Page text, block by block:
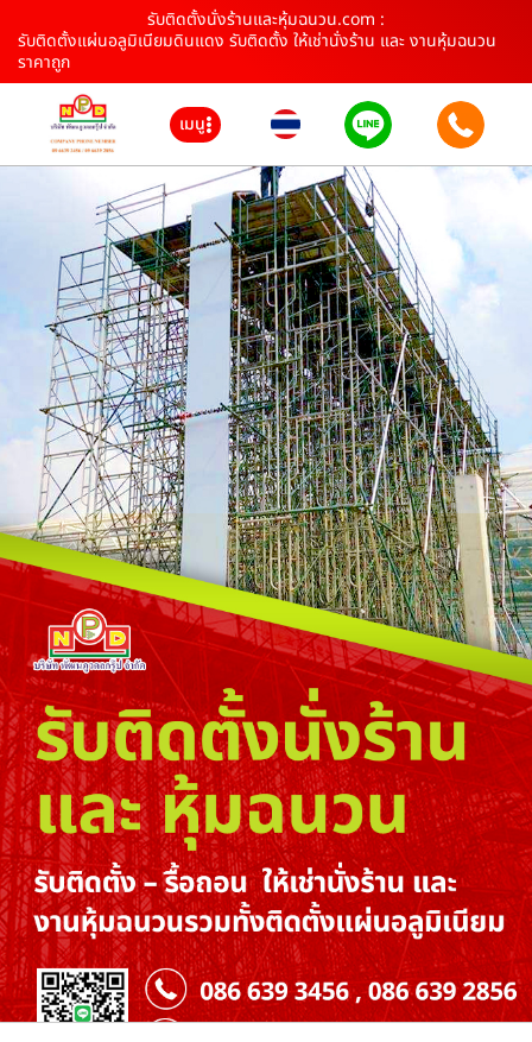
รับติดตั้งนั่งร้านและหุ้มฉนวน.com :
รับติดตั้งแผ่นอลูมิเนียมดินแดง รับติดตั้ง ให้เช่านั่งร้าน และ งานหุ้มฉนวน
ราคาถูก
เมนู